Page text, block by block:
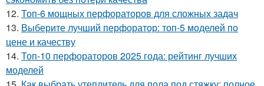
12. Топ-6 мощных перфораторов для сложных задач
13. Выберите лучший перфоратор: топ-5 моделей по
цене и качеству
14. Топ-10 перфораторов 2025 года: рейтинг лучших
моделей